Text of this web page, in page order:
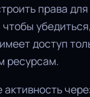
права
чтобы
доступ
ресурсам.